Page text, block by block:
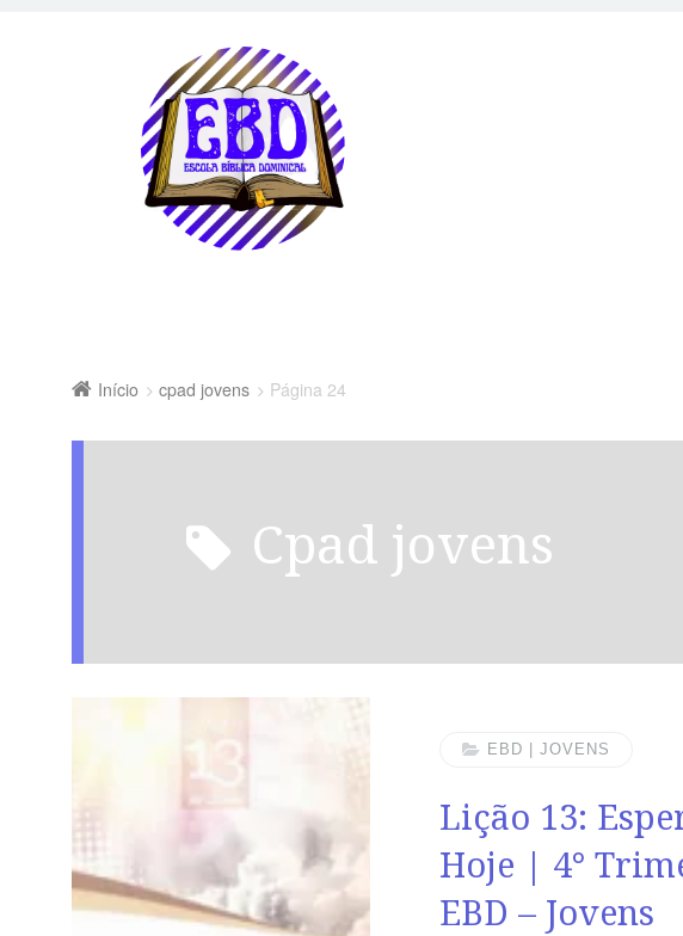
Pular
Início cpad jovens Página 24
cpad jovens
EBD | JOVENS
Lição 13:
Hoje | 4°
EBD – Jovens